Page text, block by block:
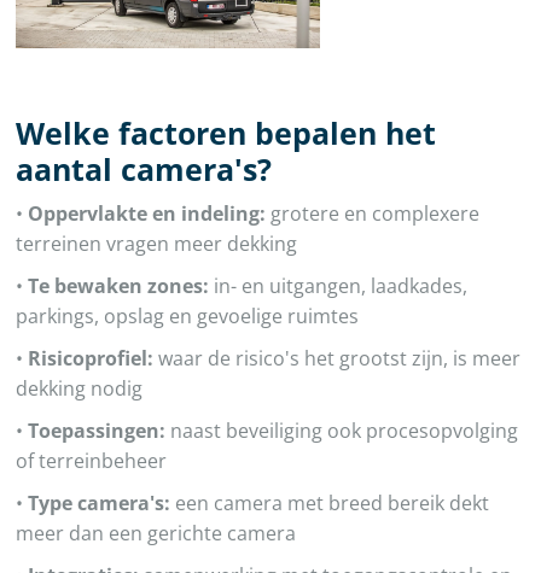
Welke factoren bepalen het
aantal camera's?
• Oppervlakte en indeling: grotere en complexere
terreinen vragen meer dekking
•Te bewaken zones: in- en uitgangen, laadkades,
parkings, opslag en gevoelige ruimtes
• Risicoprofiel: waar de risico's het grootst zijn, is meer
dekking nodig
•Toepassingen: naast beveiliging ook procesopvolging
of terreinbeheer
•Type camera's: een camera met breed bereik dekt
meer dan een gerichte camera